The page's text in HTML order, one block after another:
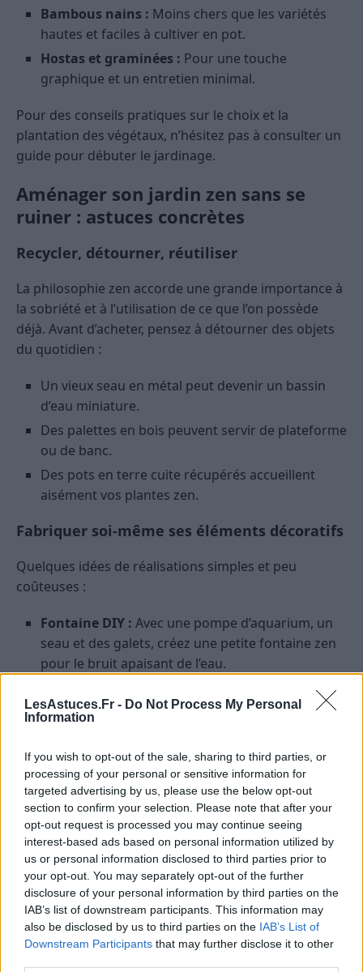
LesAstuces.Fr - Do Not Process My Personal
Information
If you wish to opt-out of the sale, sharing to third parties, or
processing of your personal or sensitive information for
targeted advertising by us, please use the below opt-out
section to confirm your selection. Please note that after your
opt-out request is processed you may continue seeing
interest-based ads based on personal information utilized by
us or personal information disclosed to third parties prior to
your opt-out. You may separately opt-out of the further
disclosure of your personal information by third parties on the
IAB’s list of downstream participants. This information may
also be disclosed by us to third parties on the IAB’s List of
Downstream Participants that may further disclose it to other
Bambous nains : Moins chers que les variétés
hautes et faciles à cultiver en pot.
Hostas et graminées : Pour une touche
graphique et un entretien minimal.
Pour des conseils pratiques sur le choix et la
plantation des végétaux, n’hésitez pas à consulter un
guide pour débuter le jardinage.
Aménager son jardin zen sans se
ruiner : astuces concrètes
Recycler, détourner, réutiliser
La philosophie zen accorde une grande importance à
la sobriété et à l’utilisation de ce que l’on possède
déjà. Avant d’acheter, pensez à détourner des objets
du quotidien :
Un vieux seau en métal peut devenir un bassin
d’eau miniature.
Des palettes en bois peuvent servir de plateforme
ou de banc.
Des pots en terre cuite récupérés accueillent
aisément vos plantes zen.
Fabriquer soi-même ses éléments décoratifs
Quelques idées de réalisations simples et peu
coûteuses :
Fontaine DIY : Avec une pompe d’aquarium, un
seau et des galets, créez une petite fontaine zen
pour le bruit apaisant de l’eau.
Fabriquez-les avec des
bocaux en verre, du fil de fer et des bougies LED
Chemin de rondins :Utilisez des chutes de bois
pour créer un chemin naturel entre les zones de
votre coin détente.
Créer une séparation naturelle
Pour renforcer l’intimité et la sensation de cocon,
installez une clôture en bambou, une haie de
graminées ou suspendez des rideaux d’extérieur. Ces
solutions sont abordables et faciles à mettre en
place.